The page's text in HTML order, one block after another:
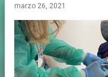
marzo 26, 2021